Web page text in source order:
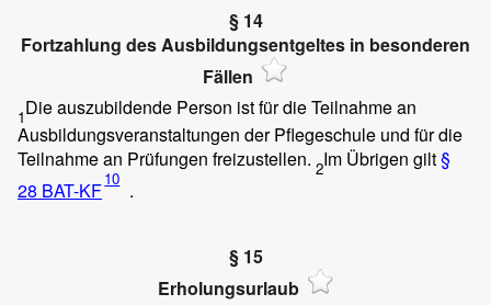
§ 14
Fortzahlung des Ausbildungsentgeltes in besonderen
Fällen
1Die auszubildende Person ist für die Teilnahme an
Ausbildungsveranstaltungen der Pflegeschule und für die
Teilnahme an Prüfungen freizustellen. 2Im Übrigen gilt§
28 BAT-KF10 .
§ 15
Erholungsurlaub